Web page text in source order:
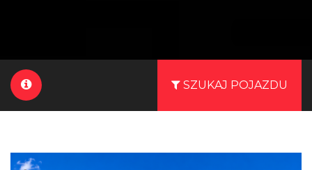
SZUKAJ POJAZDU